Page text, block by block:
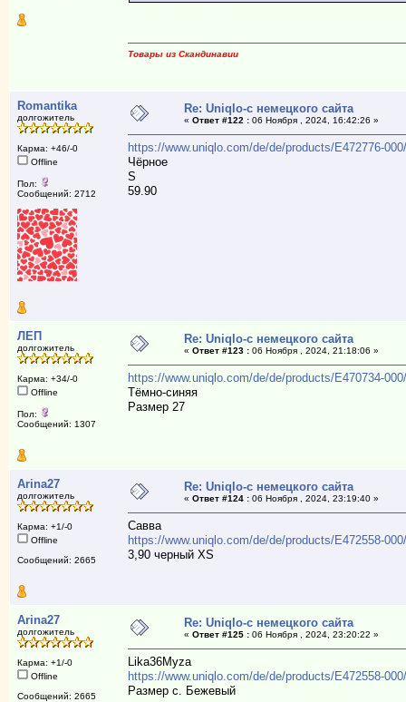
Товары из Скандинавии
Romantika
долгожитель
Карма: +46/-0
Offline
Пол:
Сообщений: 2712
Re: Uniqlo-с немецкого сайта
« Ответ #122 :06 Ноября , 2024, 16:42:26 »
https://www.uniqlo.com/de/de/products/E472776-
Чёрное
S
59.90
ЛЕП
долгожитель
Карма: +34/-0
Offline
Пол:
Сообщений: 1307
Re: Uniqlo-с немецкого сайта
« Ответ #123 :06 Ноября , 2024, 21:18:06 »
https://www.uniqlo.com/de/de/products/E470734-
Тёмно-синяя
Размер 27
Arina27
долгожитель
Карма: +1/-0
Offline
Сообщений: 2665
Re: Uniqlo-с немецкого сайта
« Ответ #124 :06 Ноября , 2024, 23:19:40 »
Савва
https://www.uniqlo.com/de/de/products/E472558-
3,90 черный XS
Arina27
долгожитель
Карма: +1/-0
Offline
Сообщений: 2665
Re: Uniqlo-с немецкого сайта
« Ответ #125 :06 Ноября , 2024, 23:20:22 »
Lika36Myza
https://www.uniqlo.com/de/de/products/E472558-
Размер с. Бежевый